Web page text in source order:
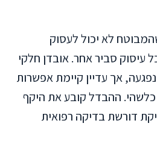
לא יכול לעסוק
עיסוק סביר אחר. אובדן חלקי
אך עדיין קיימת אפשרות
ההבדל קובע את היקף
דורשת בדיקה רפואית